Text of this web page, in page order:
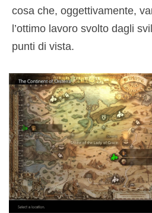
cosa che, oggettivamente,
l’ottimo lavoro svolto dagli
punti di vista.